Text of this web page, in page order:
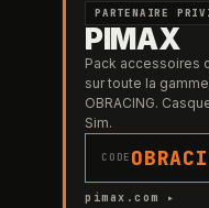
PARTENAIRE
PIMAX
Pack accessoires
sur toute la
OBRACING.
Sim.
CODE
pimax.com ▸